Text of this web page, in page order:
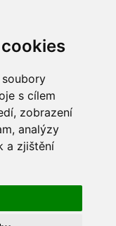
s cílem
zobrazení
analýzy
a zjištění